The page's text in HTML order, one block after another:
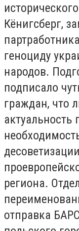
Кёнигсберг,
геноциду
народов.
подписало
граждан, что
актуальность
региона.
отправка